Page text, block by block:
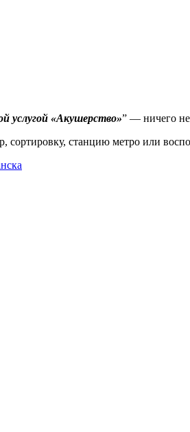
услугой «Акушерство»” — ничего
сортировку, станцию метро или